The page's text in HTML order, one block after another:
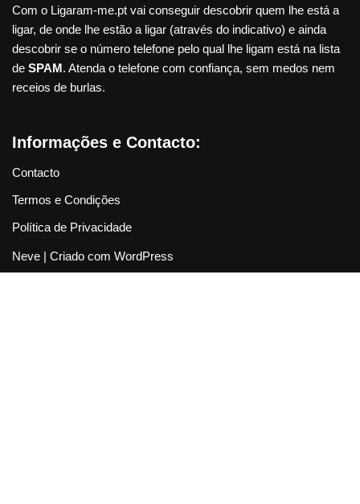
Com o Ligaram-me.pt vai conseguir descobrir quem lhe está a
ligar, de onde lhe estão a ligar (através do indicativo) e ainda
descobrir se o número telefone pelo qual lhe ligam está na lista
de SPAM. Atenda o telefone com confiança, sem medos nem
receios de burlas.
Informações e Contacto:
Contacto
Termos e Condições
Política de Privacidade
Neve | Criado com WordPress